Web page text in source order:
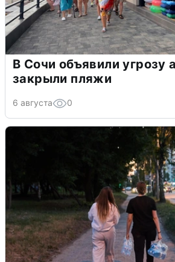
В Сочи объявили угрозу
закрыли пляжи
6 августа 0